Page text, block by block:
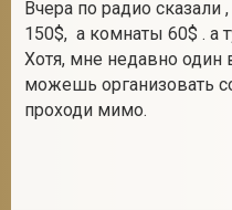
Вчера по радио
150$, а комнаты 60$ . а
Хотя, мне недавно один
можешь организовать
проходи мимо.